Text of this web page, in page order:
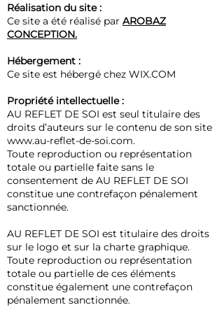
Réalisation du site :
Ce site a été réalisé par AROBAZ
CONCEPTION.
Hébergement :
Ce site est hébergé chez WIX.COM
Propriété intellectuelle :
AU REFLET DE SOI est seul titulaire des
droits d’auteurs sur le contenu de son site
www.au-reflet-de-soi.com.
Toute reproduction ou représentation
totale ou partielle faite sans le
consentement de AU REFLET DE SOI
constitue une contrefaçon pénalement
sanctionnée.
AU REFLET DE SOI est titulaire des droits
sur le logo et sur la charte graphique.
Toute reproduction ou représentation
totale ou partielle de ces éléments
constitue également une contrefaçon
pénalement sanctionnée.